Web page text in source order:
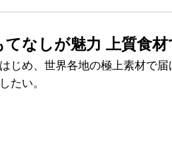
てなしが魅力 上質食
じめ、世界各地の極上素材で
たい。